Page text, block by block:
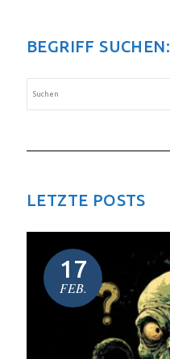
BEGRIFF SUCHEN:
LETZTE POSTS
17
FEB.